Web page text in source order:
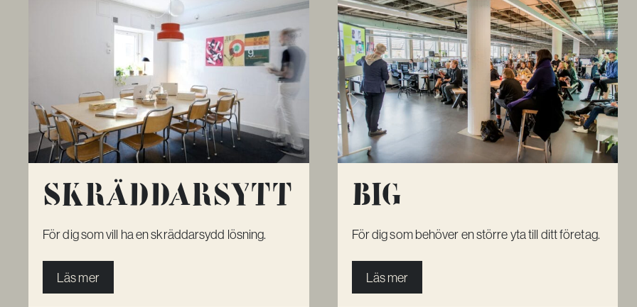
Skräddar­­sytt
För dig som vill ha en skräddarsydd lösning.
Läs mer
Big
För dig som behöver en större yta till ditt företag.
Läs mer